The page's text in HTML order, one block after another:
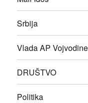
Srbija
Vlada AP Vojvodine
DRUŠTVO
Politika